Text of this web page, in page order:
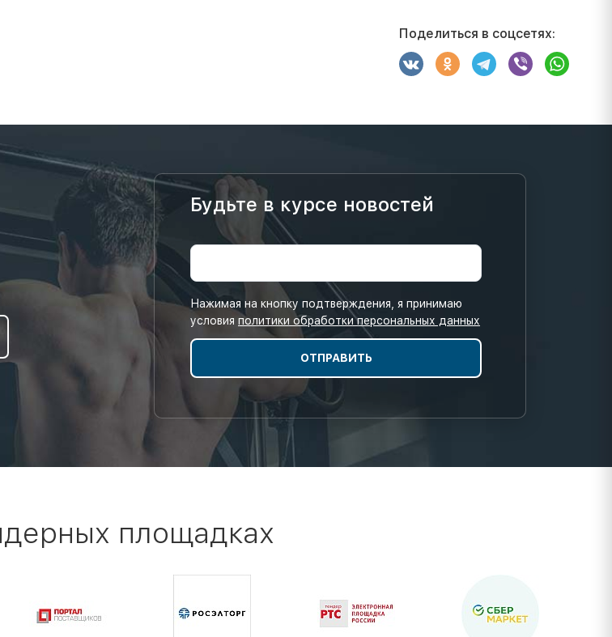
Поделиться в соцсетях:
Будьте в курсе новостей
Нажимая на кнопку подтверждения, я принимаю
условия политики обработки персональных данных
площадках